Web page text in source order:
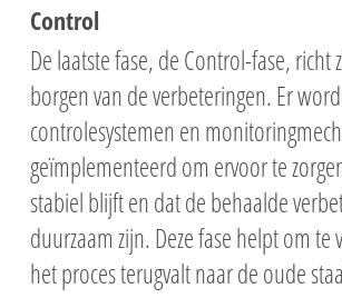
Control
De laatste fase, de Control-fase, richt
borgen van de verbeteringen. Er
controlesystemen en
geïmplementeerd om ervoor te
stabiel blijft en dat de behaalde
duurzaam zijn. Deze fase helpt om
het procesterugvalt naar de oude